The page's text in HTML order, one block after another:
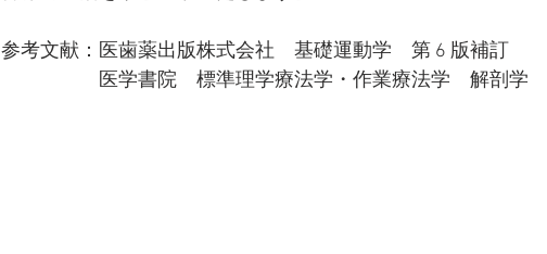
参考文献：医歯薬出版株式会社　基礎運動学　第 6 版補訂
医学書院　標準理学療法学・作業療法学　解剖学　